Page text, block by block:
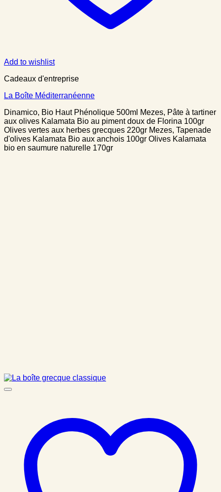
Add to wishlist
Cadeaux d'entreprise
La Boîte Méditerranéenne
Dinamico, Bio Haut Phénolique 500ml Mezes, Pâte à tartiner
aux olives Kalamata Bio au piment doux de Florina 100gr
Olives vertes aux herbes grecques 220gr Mezes, Tapenade
d'olives Kalamata Bio aux anchois 100gr Olives Kalamata
bio en saumure naturelle 170gr